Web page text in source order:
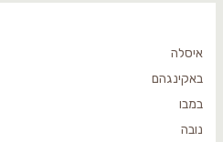
איסלה
באקינגהם
במבו
נובה